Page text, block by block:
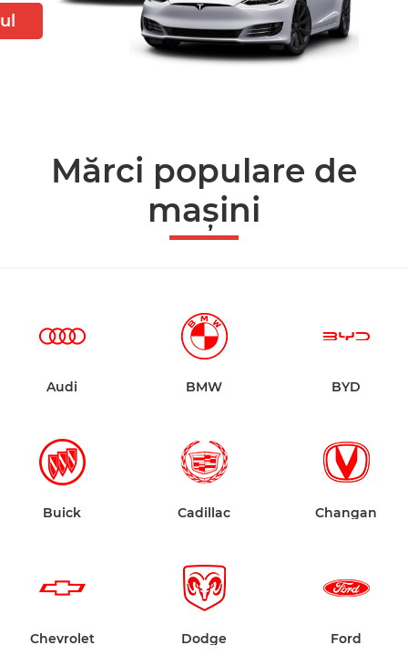
Mărci populare de
mașini
Audi BMW BYD
Buick Cadillac Changan
Chevrolet Dodge Ford